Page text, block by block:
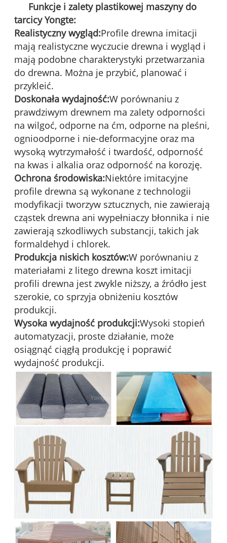
Funkcje i zalety plastikowej maszyny do
tarcicy Yongte:
Realistyczny wygląd:Profile drewna imitacji
mają realistyczne wyczucie drewna i wygląd i
mają podobne charakterystyki przetwarzania
do drewna. Można je przybić, planować i
przykleić.
Doskonała wydajność:W porównaniu z
prawdziwym drewnem ma zalety odporności
na wilgoć, odporne na ćm, odporne na pleśni,
ognioodporne i nie-deformacyjne oraz ma
wysoką wytrzymałość i twardość, odporność
na kwas i alkalia oraz odporność na korozję.
Ochrona środowiska:Niektóre imitacyjne
profile drewna są wykonane z technologii
modyfikacji tworzyw sztucznych, nie zawierają
cząstek drewna ani wypełniaczy błonnika i nie
zawierają szkodliwych substancji, takich jak
formaldehyd i chlorek.
Produkcja niskich kosztów:W porównaniu z
materiałami z litego drewna koszt imitacji
profili drewna jest zwykle niższy, a źródło jest
szerokie, co sprzyja obniżeniu kosztów
produkcji.
Wysoka wydajność produkcji:Wysoki stopień
automatyzacji, proste działanie, może
osiągnąć ciągłą produkcję i poprawić
wydajność produkcji.